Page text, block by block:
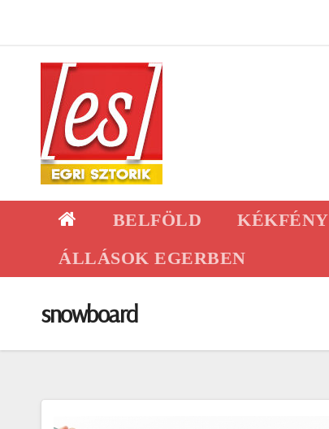
content
BELFÖLD KÉKFÉNY
ÁLLÁSOK EGERBEN
snowboard